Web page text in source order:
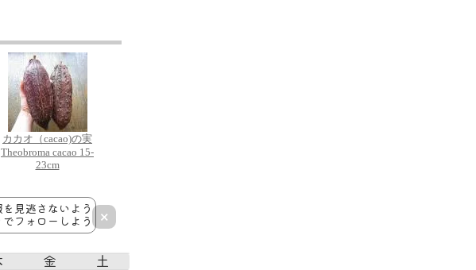
カカオ（cacao)の実
Theobroma cacao 15-
23cm